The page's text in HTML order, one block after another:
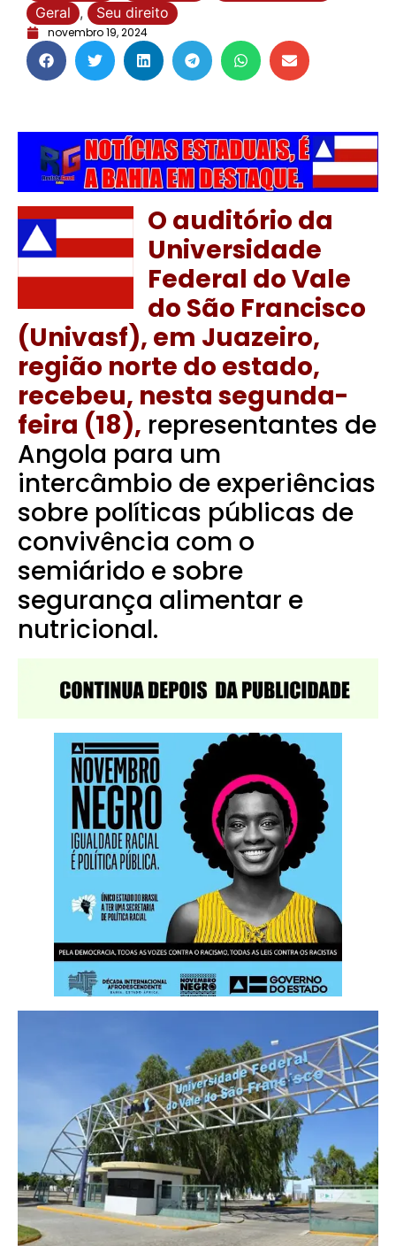
Geral , Seu direito
novembro 19, 2024
O auditório da
Universidade
Federal do Vale
do São Francisco
(Univasf), em Juazeiro,
região norte do estado,
recebeu, nesta segunda-
feira (18), representantes de
Angola para um
intercâmbio de experiências
sobre políticas públicas de
convivência com o
semiárido e sobre
segurança alimentar e
nutricional.